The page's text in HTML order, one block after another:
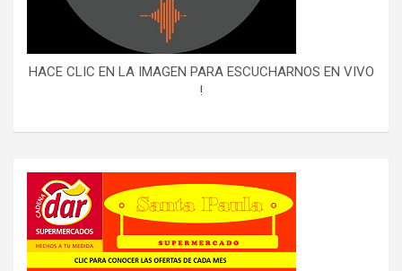
HACE CLIC EN LA IMAGEN PARA ESCUCHARNOS EN VIVO
!